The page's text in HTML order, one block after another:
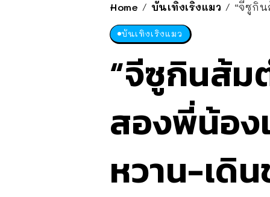
Home / บันเทิงเริงแมว / “จีซูกิ
บันเทิงเริงแมว
“จีซูกินส้ม
สองพี่น้อ
หวาน-เดิ